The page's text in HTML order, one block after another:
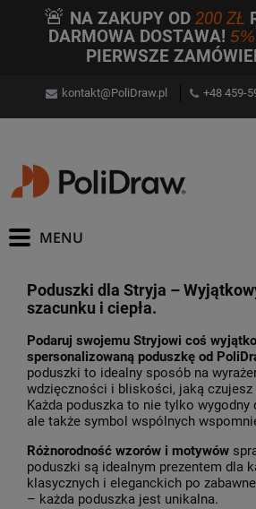
🚨 NA ZAKUPY OD 200 ZŁ
DARMOWA DOSTAWA! 5%
PIERWSZE
kontakt@PoliDraw.pl +48 459-
Poduszki dla Stryja –
szacunku i ciepła.
Podaruj swojemu Stryjowi coś
spersonalizowaną poduszkę od
poduszki to idealny sposób na
wdzięczności i bliskości, jaką
Każda poduszka to nie tylko wygodny
ale także symbol wspólnych
Różnorodność wzorów i motywów
poduszki są idealnym prezentem dla
klasycznych i eleganckich po
– każda poduszka jest unikalna.